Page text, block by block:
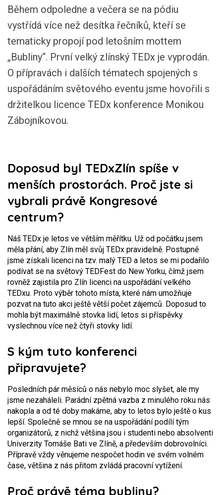
Během odpoledne a večera se na pódiu
vystřídá více než desítka řečníků, kteří se
tematicky propojí pod letošním mottem
„Bubliny“. První velký zlínský TEDx je vyprodán.
O přípravách i dalších tématech spojených s
uspořádáním světového eventu jsme hovořili s
držitelkou licence TEDx konference Monikou
Zábojníkovou.
Doposud byl TEDxZlín spíše v
menších prostorách. Proč jste si
vybrali právě Kongresové
centrum?
Náš TEDx je letos ve větším měřítku. Už od počátku jsem
měla přání, aby Zlín měl svůj TEDx pravidelně. Postupně
jsme získali licenci na tzv. malý TED a letos se mi podařilo
podívat se na světový TEDFest do New Yorku, čímž jsem
rovněž zajistila pro Zlín licenci na uspořádání velkého
TEDxu. Proto výběr tohoto místa, které nám umožňuje
pozvat na tuto akci ještě větší počet zájemců. Doposud to
mohla být maximálně stovka lidí, letos si příspěvky
vyslechnou více než čtyři stovky lidí.
S kým tuto konferenci
připravujete?
Posledních pár měsíců o nás nebylo moc slyšet, ale my
jsme nezaháleli. Parádní zpětná vazba z minulého roku nás
nakopla a od té doby makáme, aby to letos bylo ještě o kus
lepší. Společně se mnou se na uspořádání podílí tým
organizátorů, z nichž většina jsou i studenti nebo absolventi
Univerzity Tomáše Bati ve Zlíně, a především dobrovolníci.
Přípravě vždy věnujeme nespočet hodin ve svém volném
čase, většina z nás přitom zvládá pracovní vytížení.
Proč právě téma bubliny?